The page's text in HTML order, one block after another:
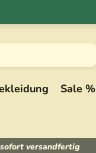
Sale %
versandfertig